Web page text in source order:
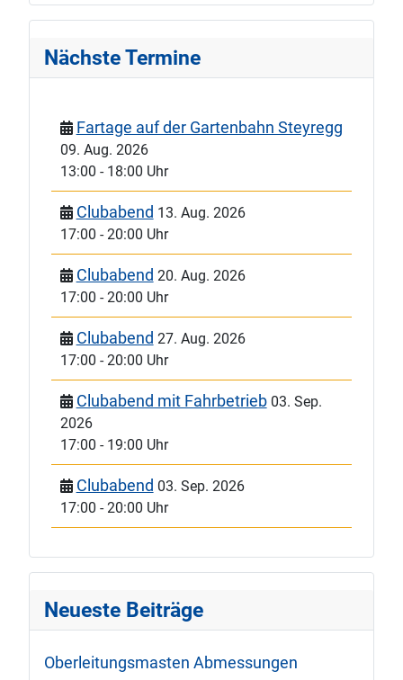
Nächste Termine
Fartage auf der Gartenbahn Steyregg
09. Aug. 2026
13:00 - 18:00 Uhr
Clubabend 13. Aug. 2026
17:00 -20:00 Uhr
Clubabend 20. Aug. 2026
17:00 -20:00 Uhr
Clubabend 27. Aug. 2026
17:00 -20:00 Uhr
Clubabend mit Fahrbetrieb 03. Sep.
2026
17:00 - 19:00 Uhr
Clubabend 03. Sep. 2026
17:00 -20:00 Uhr
Neueste Beiträge
Oberleitungsmasten Abmessungen